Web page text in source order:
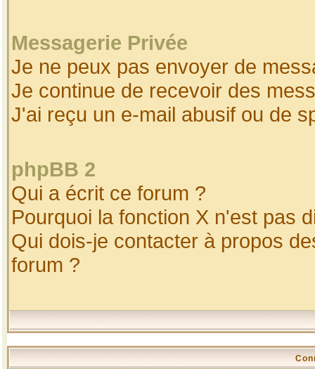
Messagerie Privée
Je ne peux pas envoyer de
Je continue de recevoir des
J'ai reçu un e-mail abusif ou de
phpBB 2
Qui a écrit ce forum ?
Pourquoi la fonction X n'est pas
Qui dois-je contacter à propos
forum ?